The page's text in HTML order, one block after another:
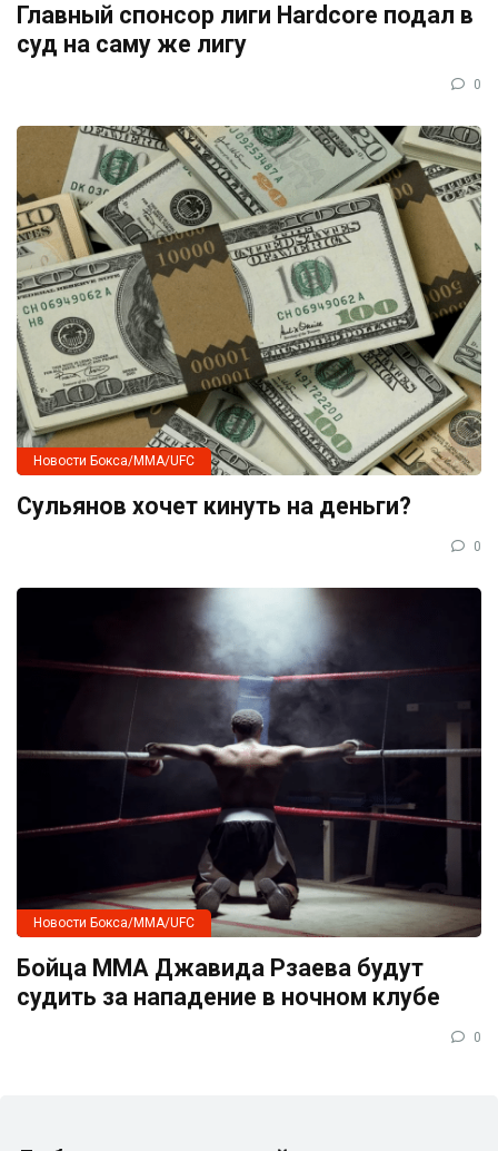
Главный спонсор лиги Hardcore подал в
суд на саму же лигу
0
Новости Бокса/MMA/UFC
Сульянов хочет кинуть на деньги?
0
Новости Бокса/MMA/UFC
Бойца ММА Джавида Рзаева будут
судить за нападение в ночном клубе
0